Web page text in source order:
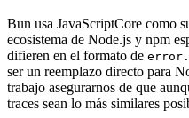
Bun usa JavaScriptCore como
ecosistema de Node.js y npm
difieren en el formato de
ser un reemplazo directo para
trabajo asegurarnos de que
traces sean lo más similares